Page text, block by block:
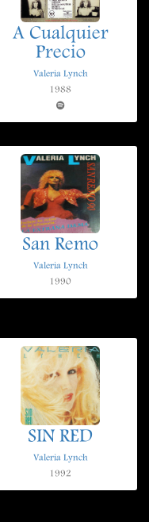
A Cualquier
Precio
Valeria Lynch
1988
San Remo
Valeria Lynch
1990
SIN RED
Valeria Lynch
1992